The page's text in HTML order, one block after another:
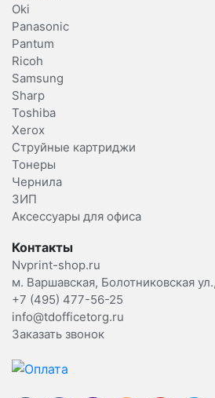
Oki
Panasonic
Pantum
Ricoh
Samsung
Sharp
Toshiba
Xerox
Струйные картриджи
Тонеры
Чернила
ЗИП
Аксессуары для офиса
Контакты
Nvprint-shop.ru
м. Варшавская, Болотниковская
+7 (495) 477-56-25
info@tdofficetorg.ru
Заказать звонок